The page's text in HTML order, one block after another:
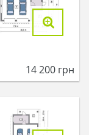
14 200 грн